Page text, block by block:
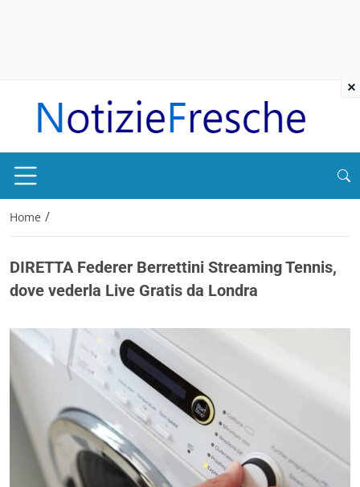
Home /
DIRETTA Federer Berrettini Streaming Tennis,
dove vederla Live Gratis da Londra
×